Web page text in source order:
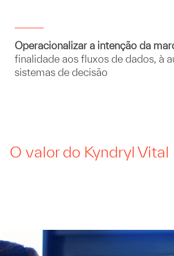
Operacionalizar a intenção da
finalidade aos fluxos de dados, à
sistemas de decisão
O valor do Kyndryl Vital